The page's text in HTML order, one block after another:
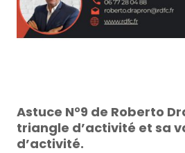
Astuce N°9 de Roberto
triangle d’activité et sa
d’activité.